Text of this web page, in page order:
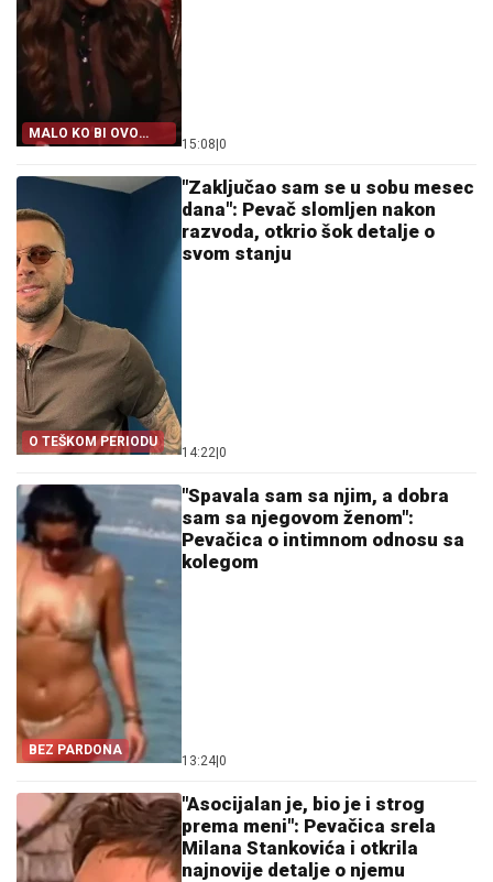
MALO KO BI OVO
PRIZNAO
15:08|0
O TEŠKOM PERIODU
"Zaključao sam se u sobu mesec
dana": Pevač slomljen nakon
razvoda, otkrio šok detalje o
svom stanju
14:22|0
BEZ PARDONA
"Spavala sam sa njim, a dobra
sam sa njegovom ženom":
Pevačica o intimnom odnosu sa
kolegom
13:24|0
"Asocijalan je, bio je i strog
prema meni": Pevačica srela
Milana Stankovića i otkrila
najnovije detalje o njemu